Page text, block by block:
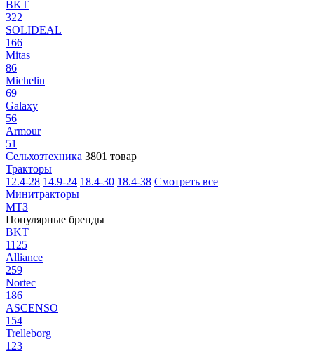
BKT
322
SOLIDEAL
166
Mitas
86
Michelin
69
Galaxy
56
Armour
51
Сельхозтехника 3801 товар
Тракторы
12.4-28 14.9-24 18.4-30 18.4-38 Смотреть все
Минитракторы
МТЗ
Популярные бренды
BKT
1125
Alliance
259
Nortec
186
ASCENSO
154
Trelleborg
123